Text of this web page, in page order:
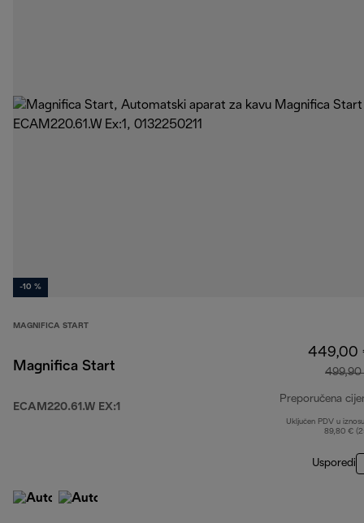
-10 %
MAGNIFICA START
Magnifica Start
ECAM220.61.W EX:1
449,00
Preporučena
Uključen PDV u
89,80 €
Usporedi